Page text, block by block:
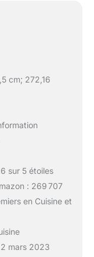
cm; 272,16
sur 5 étoiles
: 269 707
en Cuisine et
mars 2023